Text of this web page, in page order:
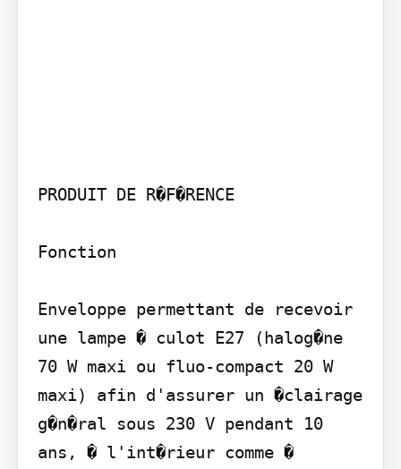
PRODUIT DE R�F�RENCE
Fonction
Enveloppe permettant de recevoir
une lampe � culot E27 (halog�ne
70 W maxi ou fluo-compact 20 W
maxi) afin d'assurer un �clairage
g�n�ral sous 230 V pendant 10
ans, � l'int�rieur comme �